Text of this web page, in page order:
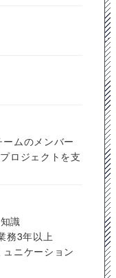
ムのメンバー
ロジェクトを支
識
務3年以上
ュニケーション